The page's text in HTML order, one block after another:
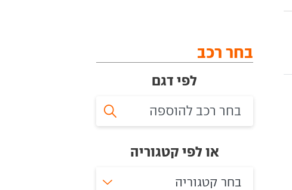
בחר רכב
לפי דגם
או לפי קטגוריה
בחר קטגוריה